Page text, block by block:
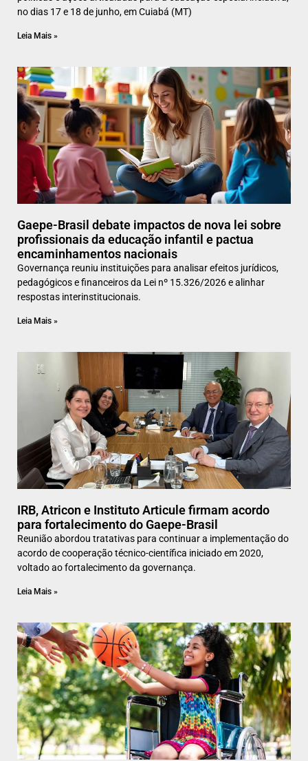
no dias 17 e 18 de junho, em Cuiabá (MT)
Leia Mais »
Gaepe-Brasil debate impactos de nova lei sobre
profissionais da educação infantil e pactua
encaminhamentos nacionais
Governança reuniu instituições para analisar efeitos jurídicos,
pedagógicos e financeiros da Lei nº 15.326/2026 e alinhar
respostas interinstitucionais.
Leia Mais »
IRB, Atricon e Instituto Articule firmam acordo
para fortalecimento do Gaepe-Brasil
Reunião abordou tratativas para continuar a implementação do
acordo de cooperação técnico-científica iniciado em 2020,
voltado ao fortalecimento da governança.
Leia Mais »